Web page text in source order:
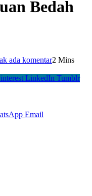
Bedah
ada komentar2 Mins
LinkedIn Tumblr
Email